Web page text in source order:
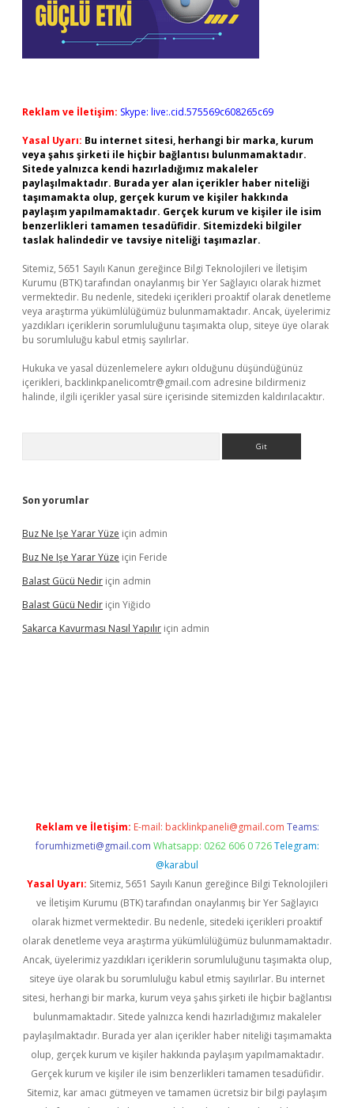
Reklam ve İletişim: Skype: live:.cid.575569c608265c69
Yasal Uyarı: Bu internet sitesi, herhangi bir marka, kurum
veya şahıs şirketi ile hiçbir bağlantısı bulunmamaktadır.
Sitede yalnızca kendi hazırladığımız makaleler
paylaşılmaktadır. Burada yer alan içerikler haber niteliği
taşımamakta olup, gerçek kurum ve kişiler hakkında
paylaşım yapılmamaktadır. Gerçek kurum ve kişiler ile isim
benzerlikleri tamamen tesadüfidir. Sitemizdeki bilgiler
taslak halindedir ve tavsiye niteliği taşımazlar.
Sitemiz, 5651 Sayılı Kanun gereğince Bilgi Teknolojileri ve İletişim
Kurumu (BTK) tarafından onaylanmış bir Yer Sağlayıcı olarak hizmet
vermektedir. Bu nedenle, sitedeki içerikleri proaktif olarak denetleme
veya araştırma yükümlülüğümüz bulunmamaktadır. Ancak, üyelerimiz
yazdıkları içeriklerin sorumluluğunu taşımakta olup, siteye üye olarak
bu sorumluluğu kabul etmiş sayılırlar.
Hukuka ve yasal düzenlemelere aykırı olduğunu düşündüğünüz
içerikleri, backlinkpanelicomtr@gmail.com adresine bildirmeniz
halinde, ilgili içerikler yasal süre içerisinde sitemizden kaldırılacaktır.
Son yorumlar
Buz Ne Işe Yarar Yüze için admin
Buz Ne Işe Yarar Yüze için Feride
Balast Gücü Nedir için admin
Balast Gücü Nedir için Yiğido
Sakarca Kavurması Nasıl Yapılır için admin
Reklam ve İletişim: E-mail: backlinkpaneli@gmail.com Teams:
forumhizmeti@gmail.com Whatsapp: 0262 606 0 726 Telegram:
@karabul
Yasal Uyarı: Sitemiz, 5651 Sayılı Kanun gereğince Bilgi Teknolojileri
ve İletişim Kurumu (BTK) tarafından onaylanmış bir Yer Sağlayıcı
olarak hizmet vermektedir. Bu nedenle, sitedeki içerikleri proaktif
olarak denetleme veya araştırma yükümlülüğümüz bulunmamaktadır.
Ancak, üyelerimiz yazdıkları içeriklerin sorumluluğunu taşımakta olup,
siteye üye olarak bu sorumluluğu kabul etmiş sayılırlar. Bu internet
sitesi, herhangi bir marka, kurum veya şahıs şirketi ile hiçbir bağlantısı
bulunmamaktadır. Sitede yalnızca kendi hazırladığımız makaleler
paylaşılmaktadır. Burada yer alan içerikler haber niteliği taşımamakta
olup, gerçek kurum ve kişiler hakkında paylaşım yapılmamaktadır.
Gerçek kurum ve kişiler ile isim benzerlikleri tamamen tesadüfidir.
Sitemiz, kar amacı gütmeyen ve tamamen ücretsiz bir bilgi paylaşım